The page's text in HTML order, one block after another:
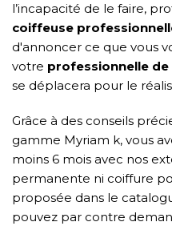
l’incapacité de le faire,
coiffeuse
d'annoncer ce que vous
votre professionnelle
se déplacera pour le
Grâce à des conseils
gamme Myriam k, vous
moins 6 mois avec nos
permanente ni coiffure
proposée dans le
pouvez par contre